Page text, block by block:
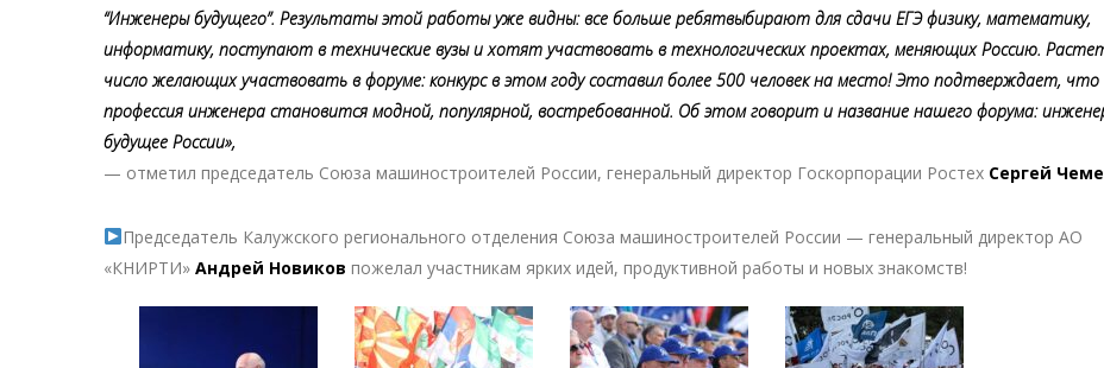
“Инженеры будущего”. Результаты этой работы уже видны: все больше ребятвыбирают для сдачи ЕГЭ физику, математику,
информатику, поступают в технические вузы и хотят участвовать в технологических проектах, меняющих Россию.
число желающих участвовать в форуме: конкурс в этом году составил более 500 человек на место! Это подтверждает, что
профессия инженера становится модной, популярной, востребованной. Об этом говорит и название нашего форума:
будущее России»,
— отметил председатель Союза машиностроителей России, генеральный директор Госкорпорации Ростех Сергей
Председатель Калужского регионального отделения Союза машиностроителей России — генеральный директор АО
«КНИРТИ» Андрей Новиков пожелал участникам ярких идей, продуктивной работы и новых знакомств!